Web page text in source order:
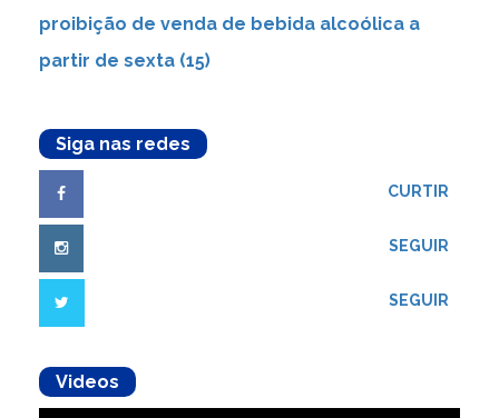
proibição de venda de bebida alcoólica a
partir de sexta (15)
Siga nas redes
CURTIR
SEGUIR
SEGUIR
Videos